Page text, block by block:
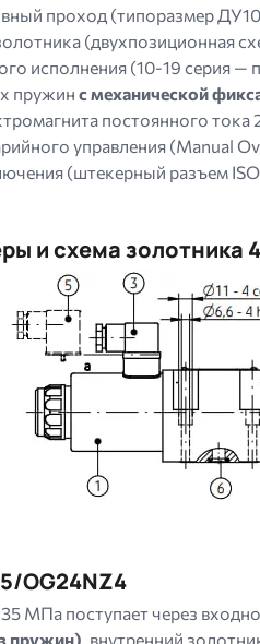
проход (типоразмер
(двухпозиционная
исполнения (10-19 серия
пружин с механической
постоянного тока
управления (Manual
(штекерный разъем
и схема золотника
OG24NZ4
МПа поступает через
пружин) , внутренний